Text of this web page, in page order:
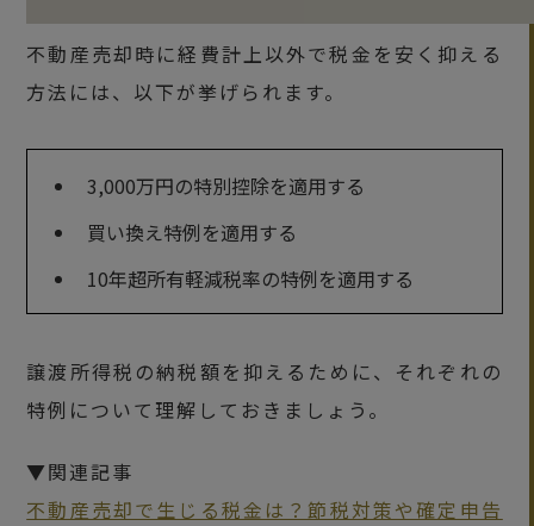
不動産売却時に経費計上以外で税金を安く抑える
方法には、以下が挙げられます。
3,000万円の特別控除を適用する
買い換え特例を適用する
10年超所有軽減税率の特例を適用する
譲渡所得税の納税額を抑えるために、それぞれの
特例について理解しておきましょう。
▼関連記事
不動産売却で生じる税金は？節税対策や確定申告